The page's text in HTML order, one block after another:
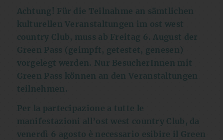
Achtung! Für die Teilnahme an sämtlichen
kulturellen Veranstaltungen im ost west
country Club, muss ab Freitag 6. August der
Green Pass (geimpft, getestet, genesen)
vorgelegt werden. Nur BesucherInnen mit
Green Pass können an den Veranstaltungen
teilnehmen.
Per la partecipazione a tutte le
manifestazioni all’ost west country Club, da
venerdì 6 agosto è necessario esibire il Green